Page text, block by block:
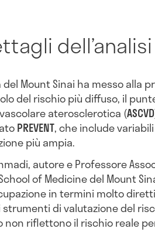
dell’analisi
del Mount Sinai ha messo alla
del rischio più diffuso, il
aterosclerotica (ASCVD
PREVENT, che include
più ampia.
autore e Professore
of Medicine del Mount
in termini molto
di valutazione del
non riflettono il rischio reale